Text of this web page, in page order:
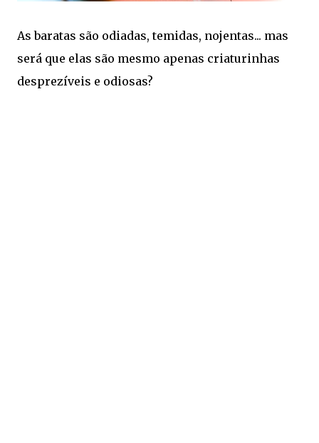
As baratas são odiadas, temidas, nojentas... mas
será que elas são mesmo apenas criaturinhas
desprezíveis e odiosas?